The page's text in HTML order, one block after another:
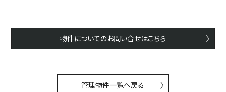
物件についてのお問い合せはこちら
管理物件一覧へ戻る